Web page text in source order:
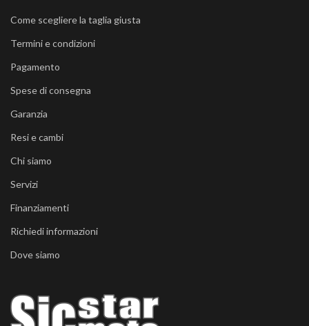
Come scegliere la taglia giusta
Termini e condizioni
Pagamento
Spese di consegna
Garanzia
Resi e cambi
Chi siamo
Servizi
Finanziamenti
Richiedi informazioni
Dove siamo